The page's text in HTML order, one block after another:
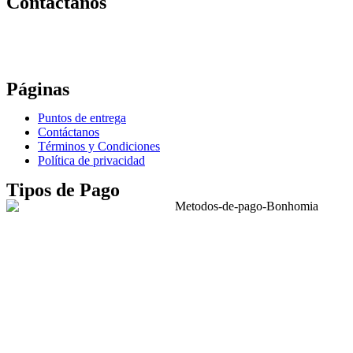
Páginas
Puntos de entrega
Contáctanos
Términos y Condiciones
Política de privacidad
Tipos de Pago